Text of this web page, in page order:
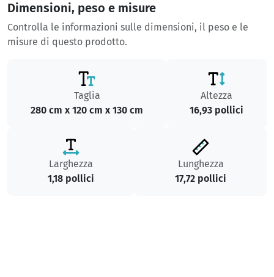
Dimensioni, peso e misure
Controlla le informazioni sulle dimensioni, il peso e le
misure di questo prodotto.
Taglia
280 cm x 120 cm x 130 cm
Altezza
16,93 pollici
Larghezza
1,18 pollici
Lunghezza
17,72 pollici